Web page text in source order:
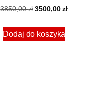
niskiej
3850,00zł Pierwotna
wynosiła:
3500,00zł
Dodaj do koszyka